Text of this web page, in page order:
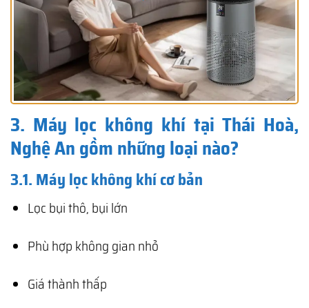
3. Máy lọc không khí tại Thái Hoà,
Nghệ An gồm những loại nào?
3.1. Máy lọc không khí cơ bản
Lọc bụi thô, bụi lớn
Phù hợp không gian nhỏ
Giá thành thấp